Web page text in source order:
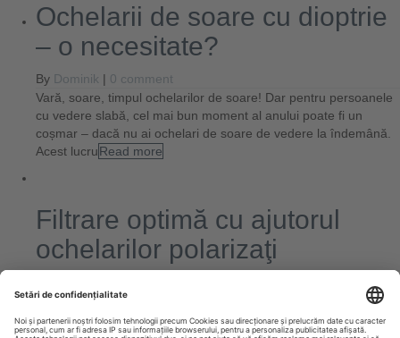
Ochelarii de soare cu dioptrie
– o necesitate?
By Dominik | 0 comment
Vară, soare, timpul ochelarilor de soare! Dar pentru persoanele
cu vedere slabă, cel mai bun moment al anului poate fi un
coșmar – dacă nu ai ochelari de soare de vedere la îndemână.
Acest lucruRead more
Filtrare optimă cu ajutorul
ochelarilor polarizaţi
Ochelarii de soare polarizați nu mai reprezintă doar un mijloc de
protecție clasic împotriva soarelui. Mai degrabă, ei sunt astăzi